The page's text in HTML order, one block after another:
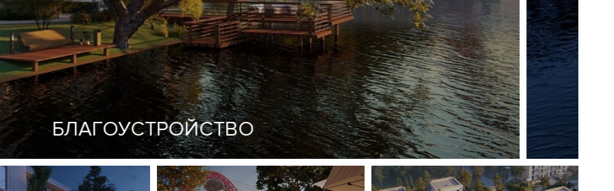
пункт
комплекс апартаментов, пентхаусов, таунхаусов и резиденций.
2,5 га. Большой выбор планировочных решений
БЛАГОУСТРОЙСТВО